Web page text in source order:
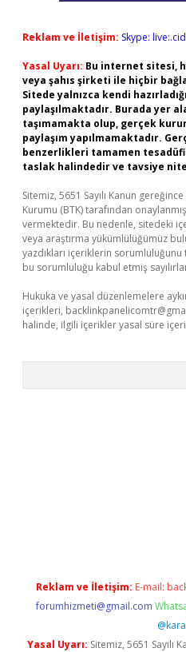
Reklam ve İletişim: Skype:
Yasal Uyarı: Bu internet sitesi,
veya şahıs şirketi ile hiçbir
Sitede yalnızca kendi
paylaşılmaktadır. Burada yer
taşımamakta olup, gerçek
paylaşım yapılmamaktadır.
benzerlikleri tamamen
taslak halindedir ve tavsiye
Sitemiz, 5651 Sayılı Kanun
Kurumu (BTK) tarafından
vermektedir. Bu nedenle, sitedeki
veya araştırma yükümlülüğümüz
yazdıkları içeriklerin
bu sorumluluğu kabul etmiş
Hukuka ve yasal düzenlemelere
içerikleri,
halinde, ilgili içerikler yasal süre
Reklam ve İletişim: E-mail:
forumhizmeti@gmail.com
Yasal Uyarı: Sitemiz, 5651 Sayılı